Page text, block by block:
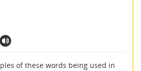
of these words being used in